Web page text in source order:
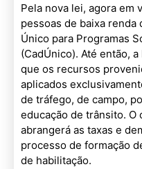
Pela nova lei, agora em
pessoas de baixa renda
Único para Programas
(CadÚnico). Até então,
que os recursos
aplicados
de tráfego, de campo,
educação de trânsito.
abrangerá as taxas e
processo de formação
de habilitação.